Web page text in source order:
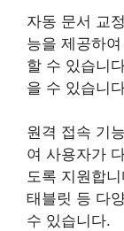
자동 문서 교
능을 제공하
할 수 있습니
을 수 있습니
원격 접속 기
여 사용자가
도록 지원합
태블릿 등 다
수 있습니다.